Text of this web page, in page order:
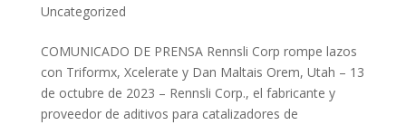
Uncategorized
COMUNICADO DE PRENSA Rennsli Corp rompe lazos
con Triformx, Xcelerate y Dan Maltais Orem, Utah – 13
de octubre de 2023 – Rennsli Corp., el fabricante y
proveedor de aditivos para catalizadores de